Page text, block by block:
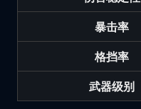
暴击率
格挡率
武器级别